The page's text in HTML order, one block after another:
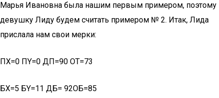
Марья Ивановна была нашим первым примером, поэтому
девушку Лиду будем считать примером № 2. Итак, Лида
прислала нам свои мерки:
ПХ=0 ПY=0 ДП=90 ОТ=73
БХ=5 БY=11 ДБ= 92ОБ=85